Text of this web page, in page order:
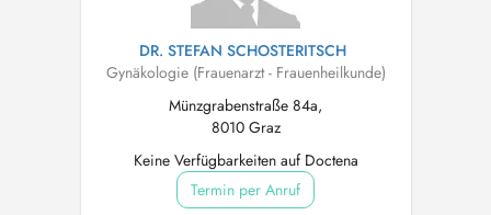
DR. STEFAN SCHOSTERITSCH
Gynäkologie (Frauenarzt - Frauenheilkunde)
Münzgrabenstraße 84a,
8010 Graz
Keine Verfügbarkeiten auf Doctena
Termin per Anruf